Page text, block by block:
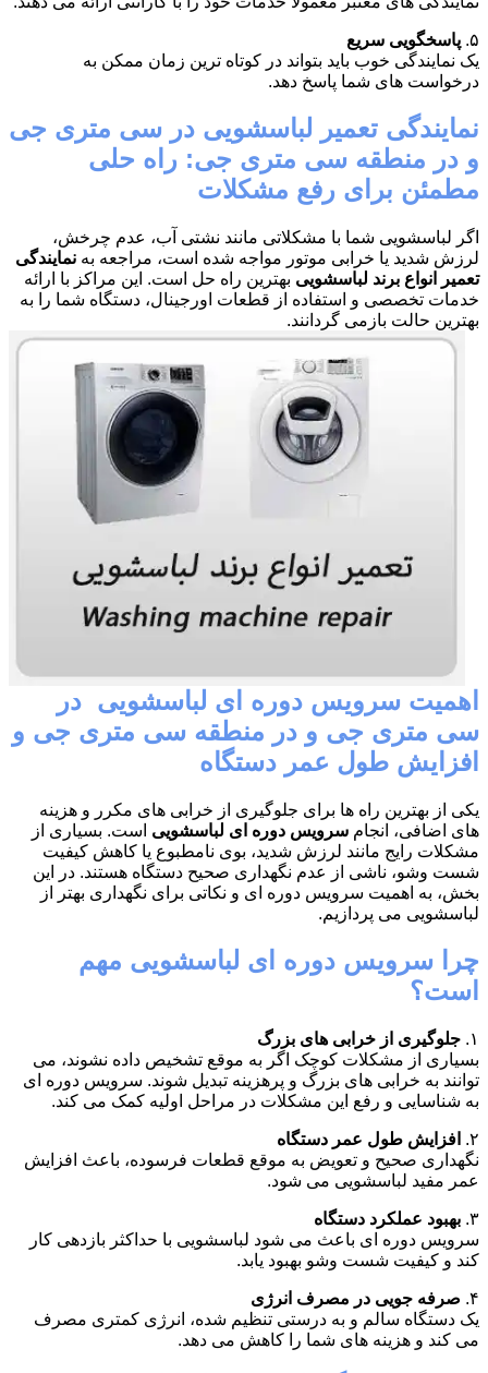
۵. پاسخگویی سریع
یک نمایندگی خوب باید بتواند در کوتاه ترین زمان ممکن به
درخواست های شما پاسخ دهد.
نمایندگی تعمیر لباسشویی در سی متری جی
و در منطقه سی متری جی: راه حلی
مطمئن برای رفع مشکلات
اگر لباسشویی شما با مشکلاتی مانند نشتی آب، عدم چرخش،
لرزش شدید یا خرابی موتور مواجه شده است، مراجعه به نمایندگی
تعمیر انواع برند لباسشویی بهترین راه حل است. این مراکز با ارائه
خدمات تخصصی و استفاده از قطعات اورجینال، دستگاه شما را به
بهترین حالت بازمی گردانند.
اهمیت سرویس دوره ای لباسشویی در
سی متری جی و در منطقه سی متری جی و
افزایش طول عمر دستگاه
یکی از بهترین راه ها برای جلوگیری از خرابی های مکرر و هزینه
های اضافی، انجام سرویس دوره ای لباسشویی است. بسیاری از
مشکلات رایج مانند لرزش شدید، بوی نامطبوع یا کاهش کیفیت
شست وشو، ناشی از عدم نگهداری صحیح دستگاه هستند. در این
بخش، به اهمیت سرویس دوره ای و نکاتی برای نگهداری بهتر از
لباسشویی می پردازیم.
چرا سرویس دوره ای لباسشویی مهم
است؟
۱. جلوگیری از خرابی های بزرگ
بسیاری از مشکلات کوچک اگر به موقع تشخیص داده نشوند، می
توانند به خرابی های بزرگ و پرهزینه تبدیل شوند. سرویس دوره ای
به شناسایی و رفع این مشکلات در مراحل اولیه کمک می کند.
۲.
افزایش طول عمر دستگاه
نگهداری صحیح و تعویض به موقع قطعات فرسوده، باعث افزایش
عمر مفید لباسشویی می شود.
۳. بهبود عملکرد دستگاه
سرویس دوره ای باعث می شود لباسشویی با حداکثر بازدهی کار
کند و کیفیت شست وشو بهبود یابد.
۴. صرفه جویی در مصرف انرژی
یک دستگاه سالم و به درستی تنظیم شده، انرژی کمتری مصرف
می کند و هزینه های شما را کاهش می دهد.